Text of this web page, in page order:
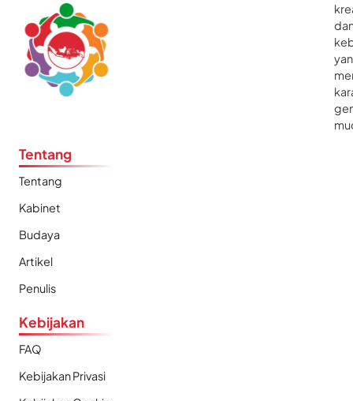
Tentang
Tentang
Kabinet
Budaya
Artikel
Penulis
Kebijakan
FAQ
Kebijakan Privasi